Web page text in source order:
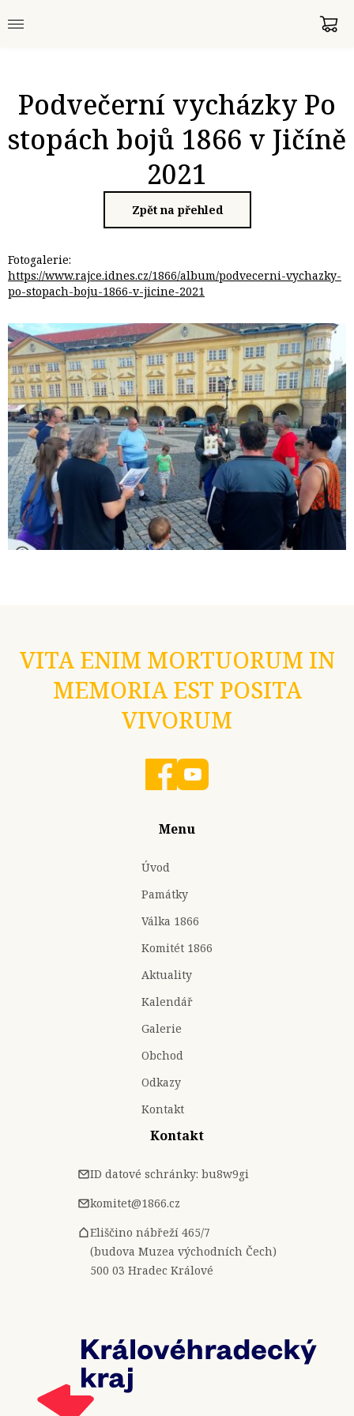
Zpět na přehled
Podvečerní vycházky Po
stopách bojů 1866 v Jičíně
2021
Fotogalerie:
https://www.rajce.idnes.cz/1866/album/podvecerni-vychazky-
po-stopach-boju-1866-v-jicine-2021
VITA ENIM MORTUORUM IN
MEMORIA EST POSITA
VIVORUM
Menu
Úvod
Památky
Válka 1866
Komitét 1866
Aktuality
Kalendář
Galerie
Obchod
Odkazy
Kontakt
Kontakt
ID datové schránky: bu8w9gi
komitet@1866.cz
Eliščino nábřeží 465/7
(budova Muzea východních Čech)
500 03 Hradec Králové